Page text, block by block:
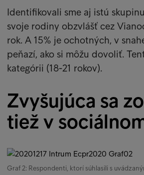
Identifikovali sme aj istú
svoje rodiny obzvlášť cez
rok. A 15% je ochotných, v
peňazí, ako si môžu dovoliť.
kategórii (18-21 rokov).
Zvyšujúca sa
tiež v
Graf 2: Respondenti, ktorí súhlasili s